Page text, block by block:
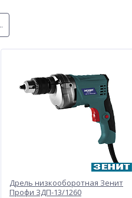
Дрель низкооборотная Зенит
Профи ЗДП-13/1260